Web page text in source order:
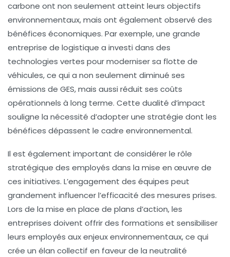
carbone ont non seulement atteint leurs objectifs
environnementaux, mais ont également observé des
bénéfices économiques. Par exemple, une grande
entreprise de logistique a investi dans des
technologies vertes pour moderniser sa flotte de
véhicules, ce qui a non seulement diminué ses
émissions de GES, mais aussi réduit ses coûts
opérationnels à long terme. Cette dualité d’impact
souligne la nécessité d’adopter une stratégie dont les
bénéfices dépassent le cadre environnemental.
Il est également important de considérer le rôle
stratégique des employés dans la mise en œuvre de
ces initiatives. L’engagement des équipes peut
grandement influencer l’efficacité des mesures prises.
Lors de la mise en place de plans d’action, les
entreprises doivent offrir des formations et sensibiliser
leurs employés aux enjeux environnementaux, ce qui
crée un élan collectif en faveur de la neutralité